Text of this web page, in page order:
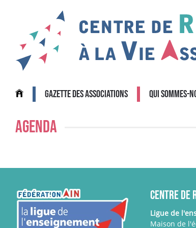
Accéder au contenu principal
Gazette des associations Qui sommes-
Agenda
Centre de
Ligue de
Maison de